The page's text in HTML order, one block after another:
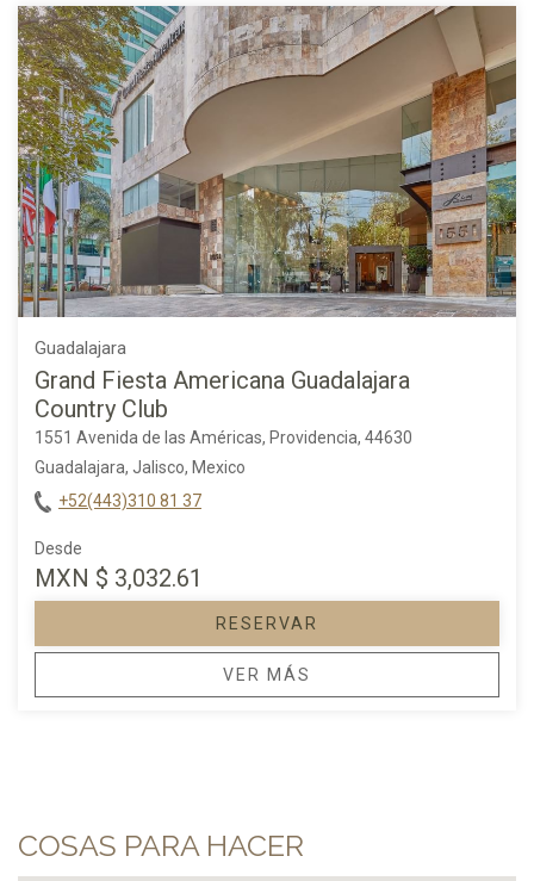
Guadalajara
Grand Fiesta Americana Guadalajara
Country Club
1551 Avenida de las Américas, Providencia, 44630
Guadalajara, Jalisco, Mexico
+52(443)310 81 37
Desde
MXN $ 3,032.61
RESERVAR
OPENS IN A NEW TAB.
VER MÁS
COSAS PARA HACER